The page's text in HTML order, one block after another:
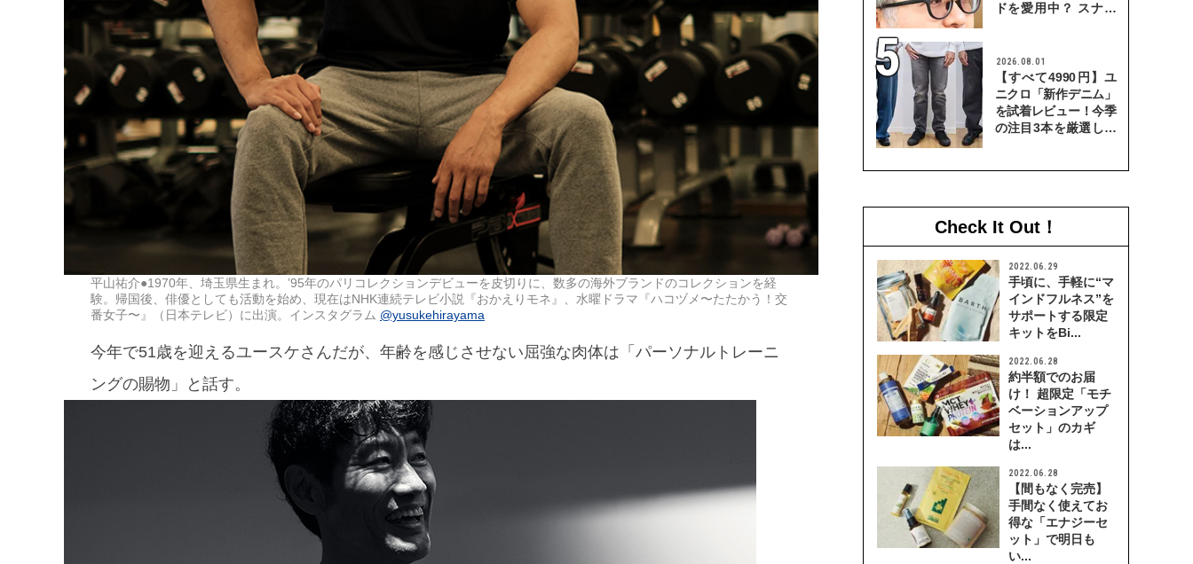
平山祐介●1970年、埼玉県生まれ。’95年のパリコレクションデビューを皮切りに、数多の海外ブランドのコレクションを経
験。帰国後、俳優としても活動を始め、現在はNHK連続テレビ小説『おかえりモネ』、水曜ドラマ『ハコヅメ〜たたかう！交
番女子〜』（日本テレビ）に出演。インスタグラム @yusukehirayama
今年で51歳を迎えるユースケさんだが、年齢を感じさせない屈強な肉体は「パーソナルトレーニ
ングの賜物」と話す。
ドを愛用中？ スナッ
2026.08.01
【すべて4990円】ユ
ニクロ「新作デニム」
を試着レビュー！今季
の注目3本を厳選して
Check It Out！
2022.06.29
手頃に、手軽に“マ
インドフルネス”を
サポートする限定
キットをBi...
2022.06.28
約半額でのお届
け！ 超限定「モチ
ベーションアップ
セット」のカギ
は...
2022.06.28
【間もなく完売】
手間なく使えてお
得な「エナジーセ
ット」で明日も
い...